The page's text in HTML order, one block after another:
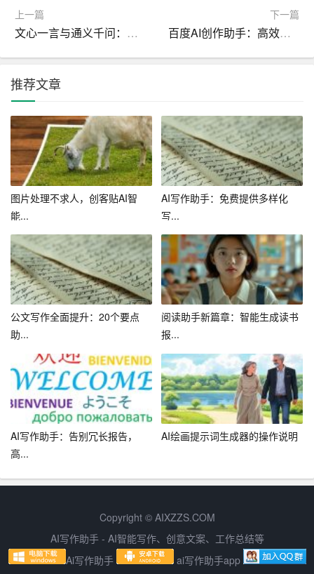
5.做好活动现场管理
置签到、接待、导览等环节，确保参与者能够顺利完成参
人身安全。
6.注重活动后续跟进
活动结束后，要对活动进行总结和复盘，了解活动的优点
和不足，为今后类似活动提供借鉴。同时，要关注参与者
的反馈，了解他们的需求和建议，不断优化活动方案。最
后，要对活动成果进行宣传和推广，提高品牌和产品的知
名度。
总之，开展好一次线下社群活动需要充分准备、精心策
划、细致执行。通过以上几点建议，相信你一定能举办一
场成功的线下社群活动。
上一篇
文心一言与通义千问：两大AI写作平台功能对比分析
下一篇
百度AI创作助手：高效生成创意无限
推荐文章
图片处理不求人，创客贴AI智
能...
AI写作助手：免费提供多样化
写...
公文写作全面提升：20个要点
助...
阅读助手新篇章：智能生成读书
报...
AI写作助手：告别冗长报告，
高...
AI绘画提示词生成器的操作说明
Copyright © AIXZZS.COM
AI写作助手 - AI智能写作、创意文案、工作总结等
Ai写作助手
ai写作助手app